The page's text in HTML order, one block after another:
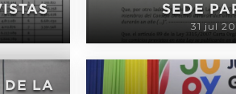
SEDE
31 jul
DE LA